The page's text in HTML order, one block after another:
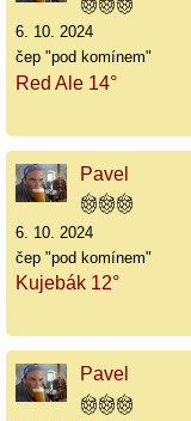
6. 10. 2024
čep "pod komínem"
Red Ale 14°
Pavel
6. 10. 2024
čep "pod komínem"
Kujebák 12°
Pavel